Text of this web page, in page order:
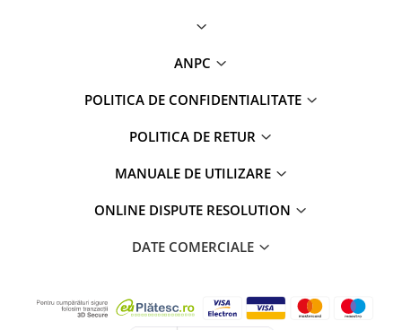
ANPC
POLITICA DE CONFIDENTIALITATE
POLITICA DE RETUR
MANUALE DE UTILIZARE
ONLINE DISPUTE RESOLUTION
DATE COMERCIALE